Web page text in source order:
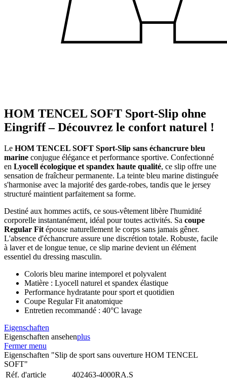
HOM TENCEL SOFT Sport-Slip ohne
Eingriff – Découvrez le confort naturel !
Le HOM TENCEL SOFT Sport-Slip sans échancrure bleu
marine conjugue élégance et performance sportive. Confectionné
en Lyocell écologique et spandex haute qualité, ce slip offre une
sensation de fraîcheur permanente. La teinte bleu marine distinguée
s'harmonise avec la majorité des garde-robes, tandis que le jersey
structuré maintient parfaitement sa forme.
Destiné aux hommes actifs, ce sous-vêtement libère l'humidité
corporelle instantanément, idéal pour toutes activités. Sa coupe
Regular Fitépouse naturellement le corps sans jamais gêner.
L'absence d'échancrure assure une discrétion totale. Robuste, facile
à laver et de longue tenue, ce slip marine devient un élément
essentiel du dressing masculin.
Coloris bleu marine intemporel et polyvalent
Matière : Lyocell naturel et spandex élastique
Performance hydratante pour sport et quotidien
Coupe Regular Fit anatomique
Entretien recommandé : 40°C lavage
Eigenschaften
Eigenschaften ansehenplus
Fermer menu
Eigenschaften "Slip de sport sans ouverture HOM TENCEL
SOFT"
Réf. d'article
402463-4000RA.S